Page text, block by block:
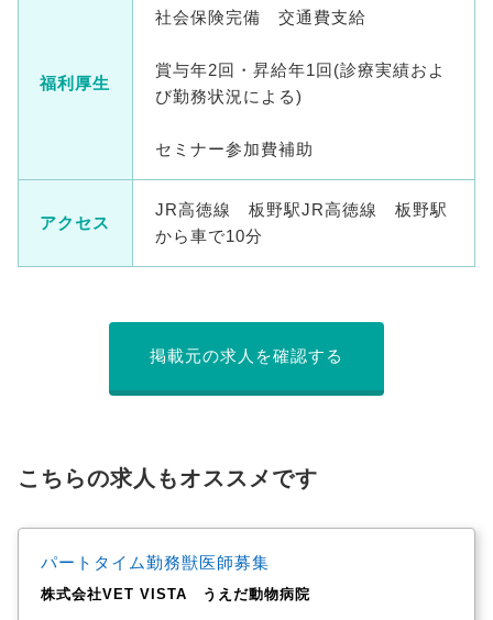
福利厚生
社会保険完備 交通費支給
賞与年2回・昇給年1回(診療実績およ
び勤務状況による)
セミナー参加費補助
アクセス
JR高徳線 板野駅JR高徳線 板野駅
から車で10分
掲載元の求人を確認する
こちらの求人もオススメです
パートタイム勤務獣医師募集
株式会社VET VISTA うえだ動物病院